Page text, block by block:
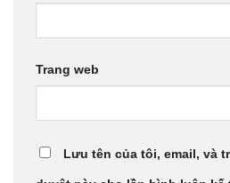
Trang web
Lưu tên của tôi, email, và